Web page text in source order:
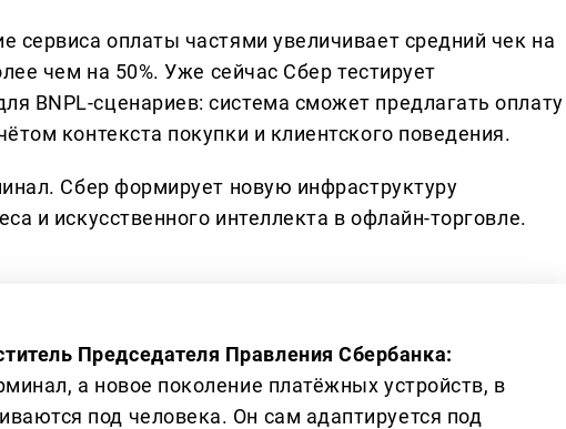
сервиса оплаты частями увеличивает средний чек на
чем на 50%. Уже сейчас Сбер тестирует
BNPL-сценариев: система сможет предлагать оплату
контекста покупки и клиентского поведения.
Сбер формирует новую инфраструктуру
и искусственного интеллекта в офлайн-торговле.
Председателя Правления Сбербанка:
а новое поколение платёжных устройств, в
под человека. Он сам адаптируется под